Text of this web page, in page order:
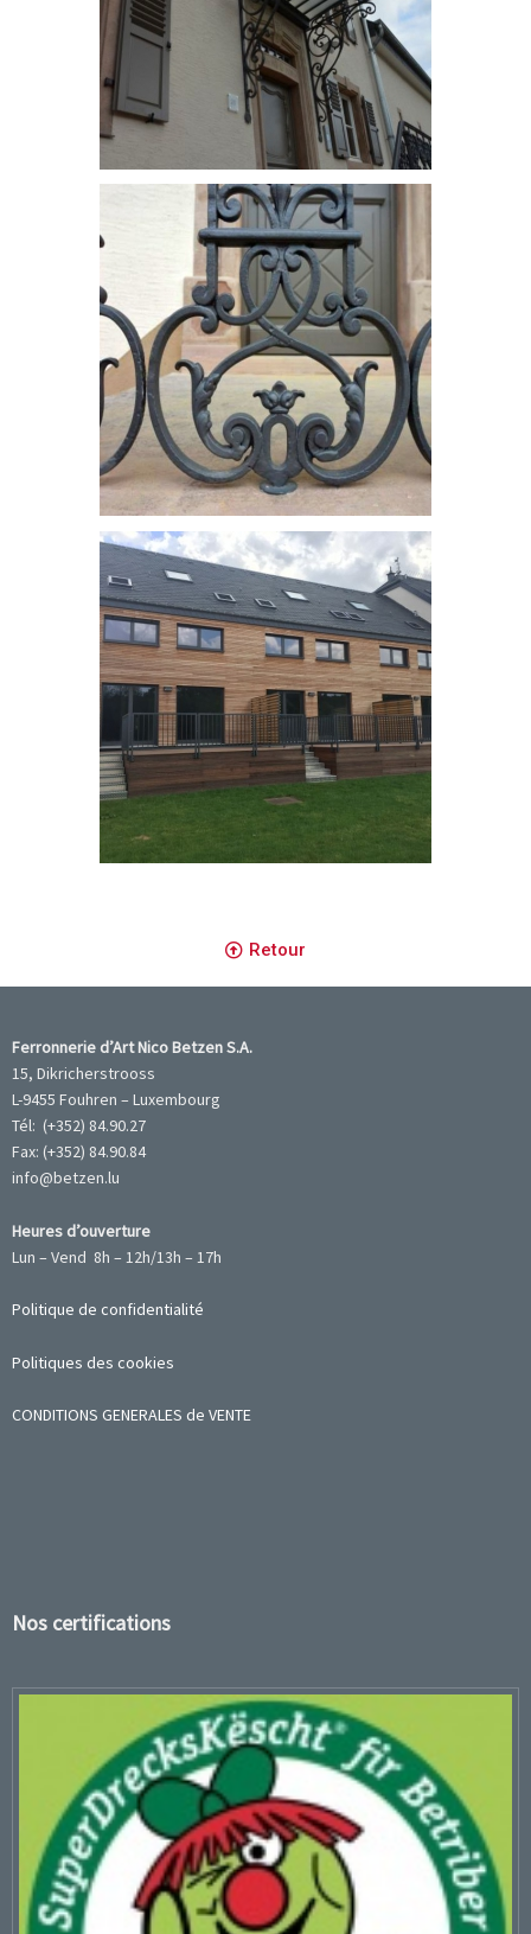
Retour
Ferronnerie d’Art Nico Betzen S.A.
15, Dikricherstrooss
L-9455 Fouhren – Luxembourg
Tél: (+352) 84.90.27
Fax: (+352) 84.90.84
info@betzen.lu
Heures d’ouverture
Lun – Vend 8h – 12h/13h – 17h
Politique de confidentialité
Politiques des cookies
CONDITIONS GENERALES de VENTE
Nos certifications